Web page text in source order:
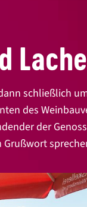
schließlich
des
der